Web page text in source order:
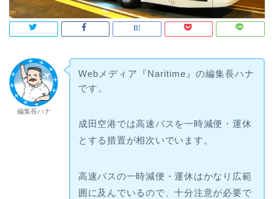
編集長ハナ
Webメディア『Naritime』の編集長ハナ
です。
成田空港では高速バスを一時減便・運休
とする措置が相次いでいます。
高速バスの一時減便・運休はかなり広範
囲に及んでいるので、十分注意が必要で